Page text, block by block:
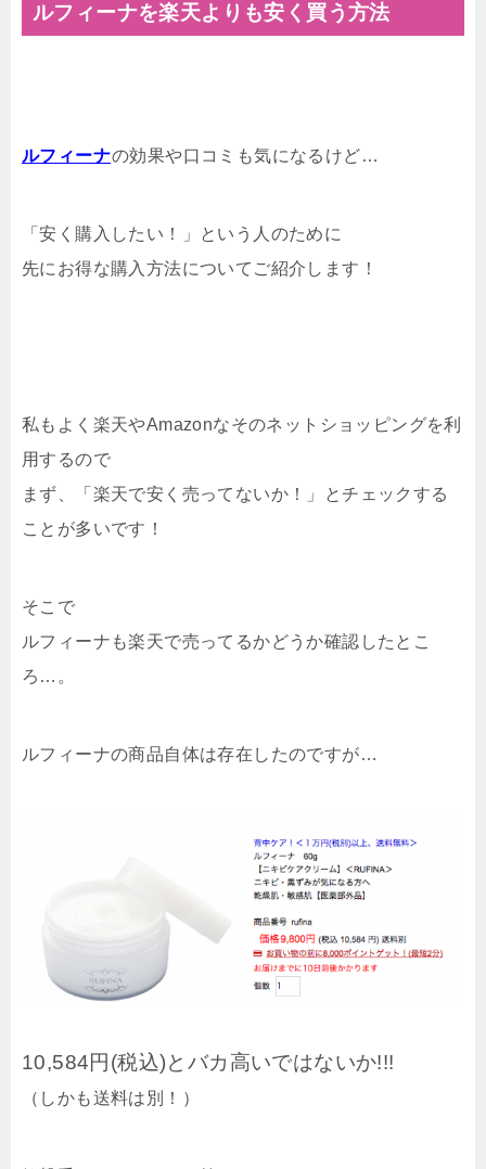
ルフィーナを楽天よりも安く買う方法
ルフィーナの効果や口コミも気になるけど…
「安く購入したい！」という人のために
先にお得な購入方法についてご紹介します！
私もよく楽天やAmazonなそのネットショッピングを利
用するので
まず、「楽天で安く売ってないか！」とチェックする
ことが多いです！
そこで
ルフィーナも楽天で売ってるかどうか確認したとこ
ろ…。
ルフィーナの商品自体は存在したのですが…
10,584円(税込)とバカ高いではないか!!!
（しかも送料は別！）